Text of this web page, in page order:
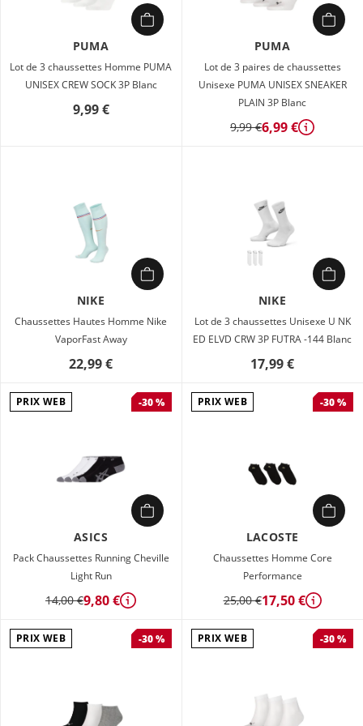
PUMA
Lot de 3 chaussettes Homme PUMA
UNISEX CREW SOCK 3P Blanc
9,99 €
PUMA
Lot de 3 paires de chaussettes
Unisexe PUMA UNISEX SNEAKER
PLAIN 3P Blanc
9,99 €6,99 € Détails
NIKE
Chaussettes Hautes Homme Nike
VaporFast Away
22,99 €
NIKE
Lot de 3 chaussettes Unisexe U NK
ED ELVD CRW 3P FUTRA -144 Blanc
17,99 €
PRIX WEB -30 %
ASICS
Pack Chaussettes Running Cheville
Light Run
14,00 €9,80 € Détails
PRIX WEB -30 %
LACOSTE
Chaussettes Homme Core
Performance
25,00 €17,50 € Détails
PRIX WEB -30 % PRIX WEB -30 %